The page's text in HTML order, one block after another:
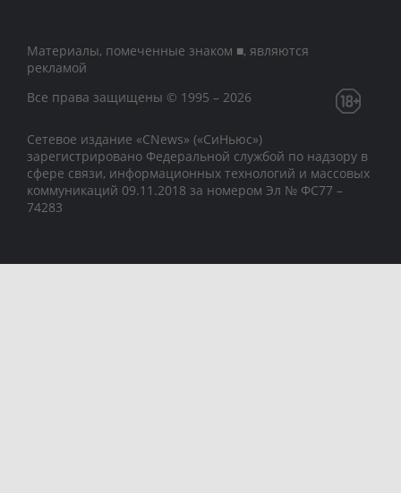
Материалы, помеченные знаком ■, являются
рекламой
Все права защищены © 1995 – 2026
Сетевое издание «CNews» («СиНьюс»)
зарегистрировано Федеральной службой по надзору в
сфере связи, информационных технологий и массовых
коммуникаций 09.11.2018 за номером Эл № ФС77 –
74283